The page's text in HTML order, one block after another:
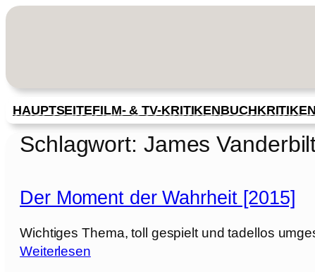
Zum
HAUPTSEITEFILM- & TV-KRITIKENBUCHKRITIKEN
Schlagwort: James
Der Moment der Wahrheit [2015]
Wichtiges Thema, toll gespielt und tadellos
Weiterlesen: